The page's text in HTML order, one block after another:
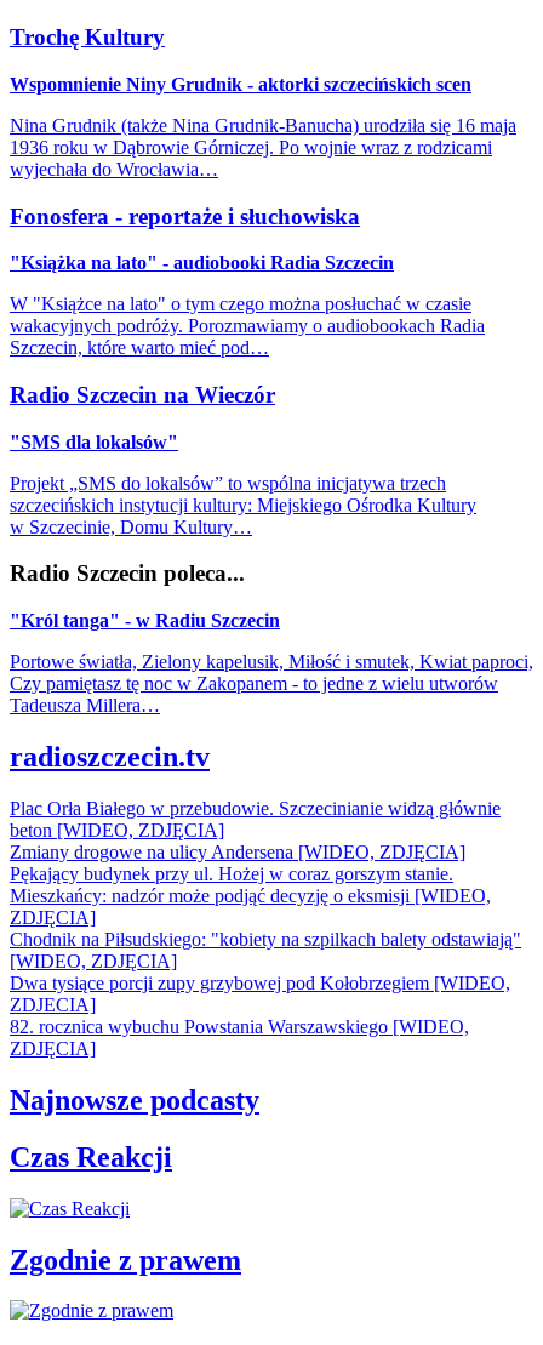
Trochę Kultury
Wspomnienie Niny Grudnik - aktorki szczecińskich scen
Nina Grudnik (także Nina Grudnik-Banucha) urodziła się 16 maja
1936 roku w Dąbrowie Górniczej. Po wojnie wraz z rodzicami
wyjechała do Wrocławia…
Fonosfera - reportaże i słuchowiska
"Książka na lato" - audiobooki Radia Szczecin
W "Książce na lato" o tym czego można posłuchać w czasie
wakacyjnych podróży. Porozmawiamy o audiobookach Radia
Szczecin, które warto mieć pod…
Radio Szczecin na Wieczór
"SMS dla lokalsów"
Projekt „SMS do lokalsów” to wspólna inicjatywa trzech
szczecińskich instytucji kultury: Miejskiego Ośrodka Kultury
w Szczecinie, Domu Kultury…
Radio Szczecin poleca...
"Król tanga" - w Radiu Szczecin
Portowe światła, Zielony kapelusik, Miłość i smutek, Kwiat paproci,
Czy pamiętasz tę noc w Zakopanem - to jedne z wielu utworów
Tadeusza Millera…
radioszczecin.tv
Plac Orła Białego w przebudowie. Szczecinianie widzą głównie
beton [WIDEO, ZDJĘCIA]
Zmiany drogowe na ulicy Andersena [WIDEO, ZDJĘCIA]
Pękający budynek przy ul. Hożej w coraz gorszym stanie.
Mieszkańcy: nadzór może podjąć decyzję o eksmisji [WIDEO,
ZDJĘCIA]
Chodnik na Piłsudskiego: "kobiety na szpilkach balety odstawiają"
[WIDEO, ZDJĘCIA]
Dwa tysiące porcji zupy grzybowej pod Kołobrzegiem [WIDEO,
ZDJECIA]
82. rocznica wybuchu Powstania Warszawskiego [WIDEO,
ZDJĘCIA]
Najnowsze podcasty
Czas Reakcji
Zgodnie z prawem